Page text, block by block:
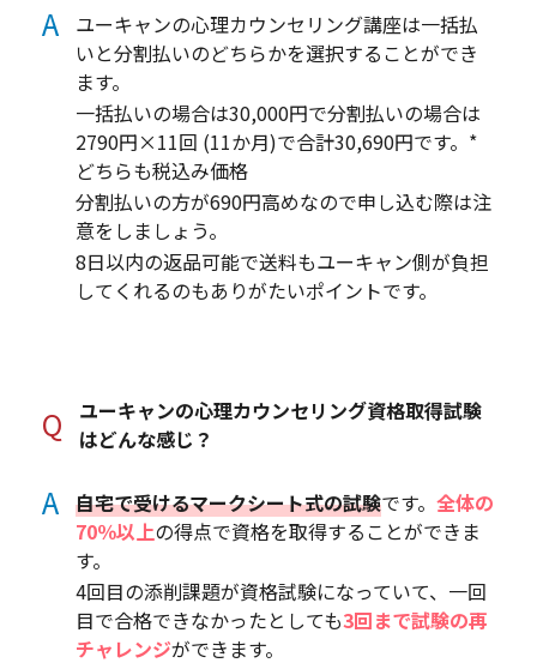
A
ユーキャンの心理カウンセリング講座は一括払
いと分割払いのどちらかを選択することができ
ます。
一括払いの場合は30,000円で分割払いの場合は
2790円×11回 (11か月)で合計30,690円です。*
どちらも税込み価格
分割払いの方が690円高めなので申し込む際は注
意をしましょう。
8日以内の返品可能で送料もユーキャン側が負担
してくれるのもありがたいポイントです。
Q
ユーキャンの心理カウンセリング資格取得試験
はどんな感じ？
A 自宅で受けるマークシート式の試験です。全体の
70％以上の得点で資格を取得することができま
す。
4回目の添削課題が資格試験になっていて、一回
目で合格できなかったとしても3回まで試験の再
チャレンジができます。